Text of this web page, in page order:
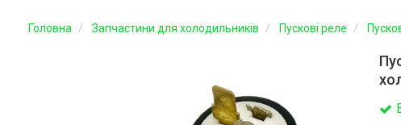
Головна Запчастини для холодильників Пускові реле